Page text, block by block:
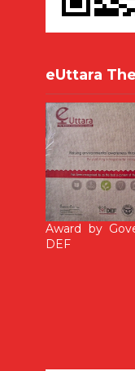
eUttara
Award by
DEF